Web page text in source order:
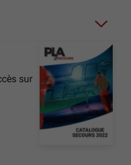
sur